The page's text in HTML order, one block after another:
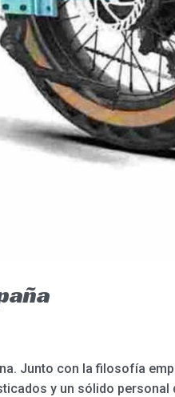
Junto con la filosofía
y un sólido